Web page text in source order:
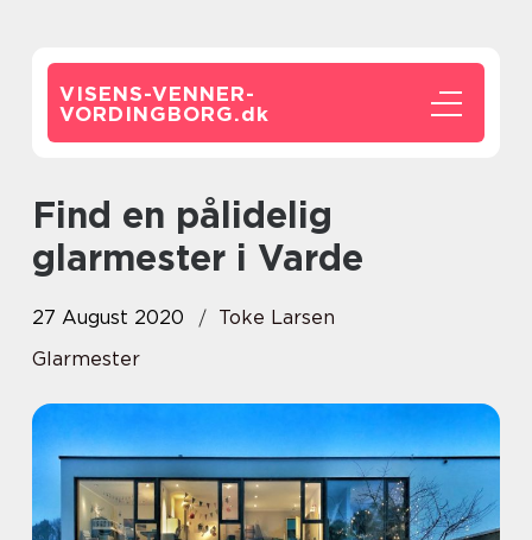
VISENS-VENNER-
VORDINGBORG.dk
Find en pålidelig
glarmester i Varde
27 August 2020
Toke Larsen
Glarmester